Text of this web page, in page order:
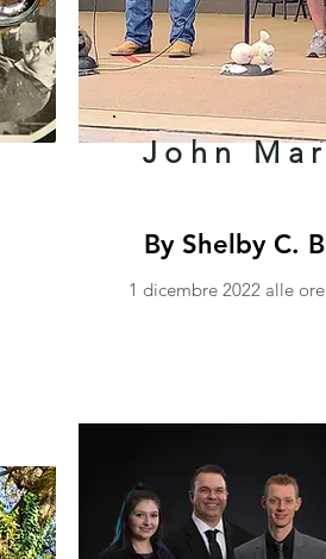
John
By Shelby C.
1 dicembre 2022 alle